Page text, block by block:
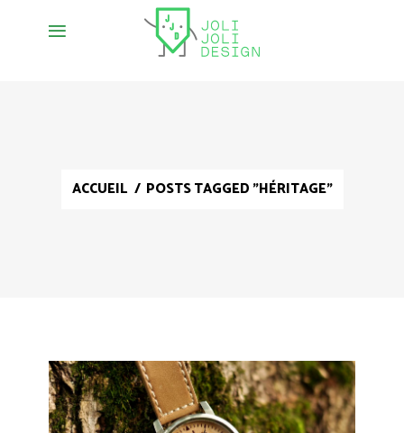
ACCUEIL / POSTS TAGGED "HÉRITAGE"